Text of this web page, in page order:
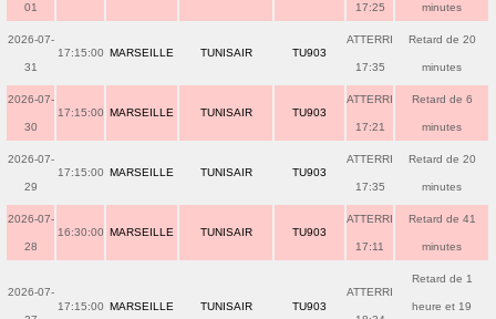
01 17:25 minutes
2026-07-
31
17:15:00 MARSEILLE TUNISAIR TU903
ATTERRI
17:35
Retard de 20
minutes
2026-07-
30
17:15:00 MARSEILLE TUNISAIR TU903
ATTERRI
17:21
Retard de 6
minutes
2026-07-
29
17:15:00 MARSEILLE TUNISAIR TU903
ATTERRI
17:35
Retard de 20
minutes
2026-07-
28
16:30:00 MARSEILLE TUNISAIR TU903
ATTERRI
17:11
Retard de 41
minutes
2026-07-
17:15:00 MARSEILLE TUNISAIR TU903
ATTERRI
Retard de 1
heure et 19